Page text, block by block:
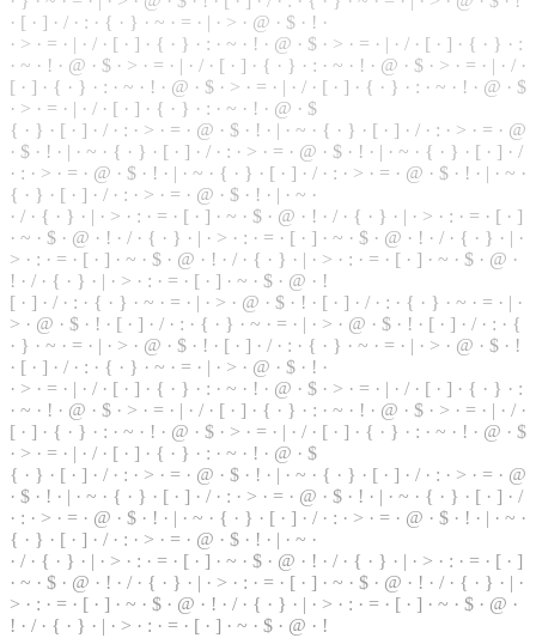
· [ · ] · / · : · { · } · ~ · = · | · > · @ · $ · ! ·
· > · = · | · / · [ · ] · { · } · : · ~ · ! · @ · $ · > · = · | · / · [ · ] · { · } · :
· ~ · ! · @ · $ · > · = · | · / · [ · ] · { · } · : · ~ · ! · @ · $ · > · = · | · / ·
[ · ] · { · } · : · ~ · ! · @ · $ · > · = · | · / · [ · ] · { · } · : · ~ · ! · @ · $
· > · = · | · / · [ · ] · { · } · : · ~ · ! · @ · $
{ · } · [ · ] · / · : · > · = · @ · $ · ! · | · ~ · { · } · [ · ] · / · : · > · = · @
· $ · ! · | · ~ · { · } · [ · ] · / · : · > · = · @ · $ · ! · | · ~ · { · } · [ · ] · /
· : · > · = · @ · $ · ! · | · ~ · { · } · [ · ] · / · : · > · = · @ · $ · ! · | · ~ ·
{ · } · [ · ] · / · : · > · = · @ · $ · ! · | · ~ ·
· / · { · } · | · > · : · = · [ · ] · ~ · $ · @ · ! · / · { · } · | · > · : · = · [ · ]
· ~ · $ · @ · ! · / · { · } · | · > · : · = · [ · ] · ~ · $ · @ · ! · / · { · } · | ·
> · : · = · [ · ] · ~ · $ · @ · ! · / · { · } · | · > · : · = · [ · ] · ~ · $ · @ ·
! · / · { · } · | · > · : · = · [ · ] · ~ · $ · @ · !
[ · ] · / · : · { · } · ~ · = · | · > · @ · $ · ! · [ · ] · / · : · { · } · ~ · = · | ·
> · @ · $ · ! · [ · ] · / · : · { · } · ~ · = · | · > · @ · $ · ! · [ · ] · / · : · {
· } · ~ · = · | · > · @ · $ · ! · [ · ] · / · : · { · } · ~ · = · | · > · @ · $ · !
· [ · ] · / · : · { · } · ~ · = · | · > · @ · $ · ! ·
· > · = · | · / · [ · ] · { · } · : · ~ · ! · @ · $ · > · = · | · / · [ · ] · { · } · :
· ~ · ! · @ · $ · > · = · | · /· [ · ] · { · } · : · ~ · ! · @ · $ · > · = · | · / ·
[ · ] · { · } · : · ~ · ! · @ · $ · > · = · | · / · [ · ] · { · } · : · ~ · ! · @ · $
· > · = · | · /· [ · ] · { · } · : · ~ · ! · @ · $
{ · } · [ · ] · / · : · > · = · @ · $ · ! · | · ~ · { · } · [ · ] · / · : · > · = · @
· $ · ! · | · ~ · { · } · [ · ] · / · : · > · = · @ · $ · ! · | · ~ · { · } · [ · ] · /
· : · > · = · @ · $ · ! · | · ~ · { · } · [ · ] · / · : · > · = · @ · $ · ! · | · ~ ·
{ · } · [ · ] · /· : · > · = · @ · $ · ! · | · ~ ·
· / · { · } · | · > · : · = · [ · ] · ~ · $ · @ · ! · / · { · } · | · > · : · = · [ · ]
· ~ · $ · @ · ! · / · { · } · | · > · : · = · [ · ] · ~ · $ · @ · ! · /· { · } · | ·
> · : · = · [ · ] · ~ · $ · @ · ! · / · { · } · | · > · : · = · [ · ] · ~ · $ · @ ·
! · / · { · } · | · > · : · = · [ · ] · ~ · $ · @ · !